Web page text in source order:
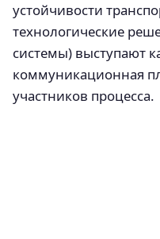
устойчивости
технологические
системы) выступают
коммуникационная
участников процесса.